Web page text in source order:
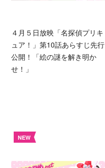
４月５日放映「名探偵プリキ
ュア！」第10話あらすじ先行
公開！「絵の謎を解き明か
せ！」
NEW